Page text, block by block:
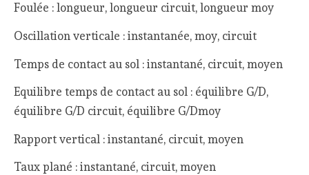
Foulée : longueur, longueur circuit, longueur moy
Oscillation verticale : instantanée, moy, circuit
Temps de contact au sol : instantané, circuit, moyen
Equilibre temps de contact au sol : équilibre G/D,
équilibre G/D circuit, équilibre G/Dmoy
Rapport vertical : instantané, circuit, moyen
Taux plané : instantané, circuit, moyen